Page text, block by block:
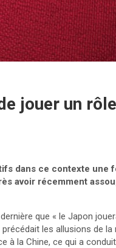
jouer un rôle
dans ce contexte une
avoir récemment
que « le Japon
les allusions de la
à la Chine, ce qui a